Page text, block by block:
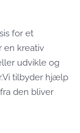
for et
en kreativ
udvikle og
tilbyder hjælp
den bliver